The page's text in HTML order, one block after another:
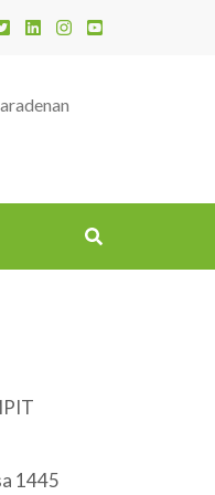
1445